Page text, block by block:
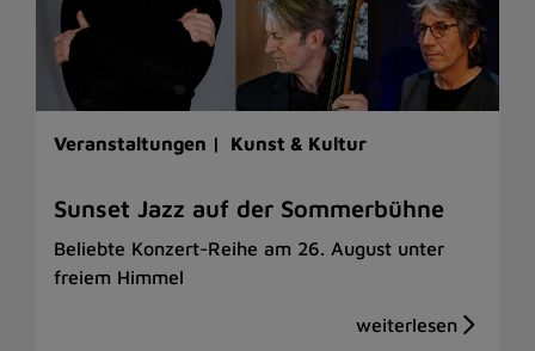
Veranstaltungen | Kunst & Kultur
Sunset Jazz auf der Sommerbühne
Beliebte Konzert-Reihe am 26. August unter
freiem Himmel